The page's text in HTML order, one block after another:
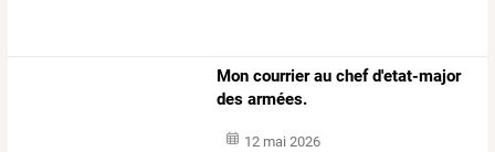
Mon courrier au chef d'etat-major
des armées.
12 mai 2026